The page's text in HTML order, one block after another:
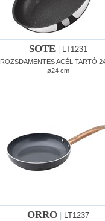
SOTE| LT1231
ROZSDAMENTES ACÉL TARTÓ
ø24 cm
ORRO| LT1237